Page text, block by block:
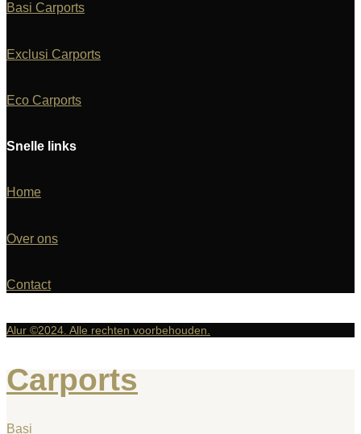
Basi Carports
Exclusi Carports
Eco Carports
Snelle links
Home
Over ons
Contact
Alur ©2024. Alle rechten voorbehouden.
Carports
Basi